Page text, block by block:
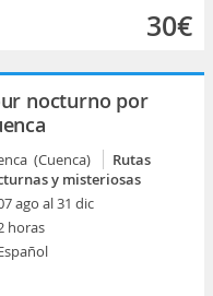
30€
nocturno por
(Cuenca)
Rutas
y misteriosas
ago al 31 dic
horas